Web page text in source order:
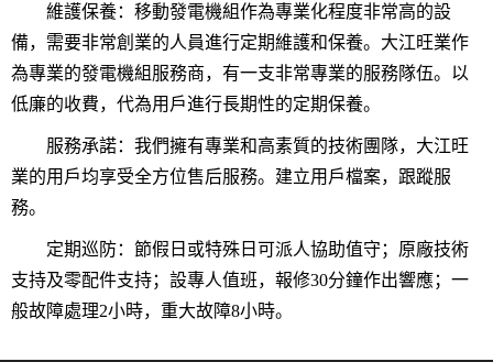
維護保養：移動發電機組作為專業化程度非常高的設
備，需要非常創業的人員進行定期維護和保養。大江旺業作
為專業的發電機組服務商，有一支非常專業的服務隊伍。以
低廉的收費，代為用戶進行長期性的定期保養。
服務承諾：我們擁有專業和高素質的技術團隊，大江旺
業的用戶均享受全方位售后服務。建立用戶檔案，跟蹤服
務。
定期巡防：節假日或特殊日可派人協助值守；原廠技術
支持及零配件支持；設專人值班，報修30分鐘作出響應；一
般故障處理2小時，重大故障8小時。